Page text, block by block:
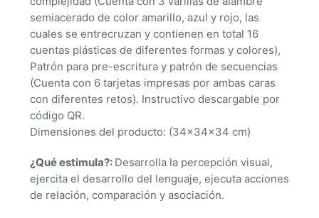
semiacerado de color amarillo, azul y rojo, las
cuales se entrecruzan y contienen en total 16
cuentas plásticas de diferentes formas y colores),
Patrón para pre-escritura y patrón de secuencias
(Cuenta con 6 tarjetas impresas por ambas caras
con diferentes retos). Instructivo descargable por
código QR.
Dimensiones del producto: (34x34x34 cm)
¿Qué estimula?: Desarrolla la percepción visual,
ejercita el desarrollo del lenguaje, ejecuta acciones
de relación, comparación y asociación.